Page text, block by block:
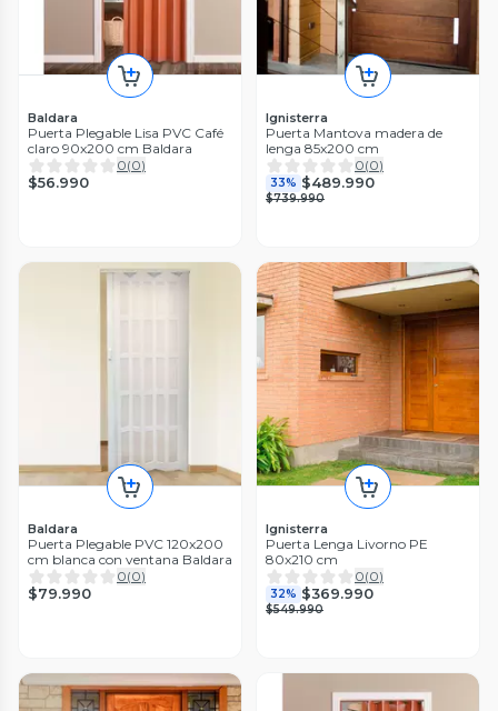
Baldara
Puerta Plegable Lisa PVC Café
claro 90x200 cm Baldara
0(0)
$56.990
Ignisterra
Puerta Mantova madera de
lenga 85x200 cm
0(0)
33% $489.990
$739.990
Baldara
Puerta Plegable PVC 120x200
cm blanca con ventana Baldara
0(0)
$79.990
Ignisterra
Puerta Lenga Livorno PE
80x210 cm
0(0)
32% $369.990
$549.990